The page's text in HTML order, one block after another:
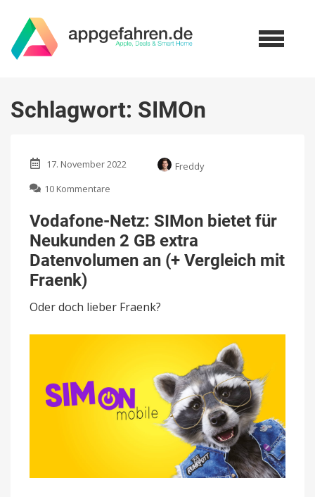
Schlagwort: SIMOn
17. November 2022
Freddy
10 Kommentare
Netz:
SIMon
bietet
für
Neukunden
extra
an
Fraenk)
Vodafone-Netz: SIMon bietet für
Neukunden 2 GB extra
Datenvolumen an (+ Vergleich mit
Fraenk)
Oder doch lieber Fraenk?